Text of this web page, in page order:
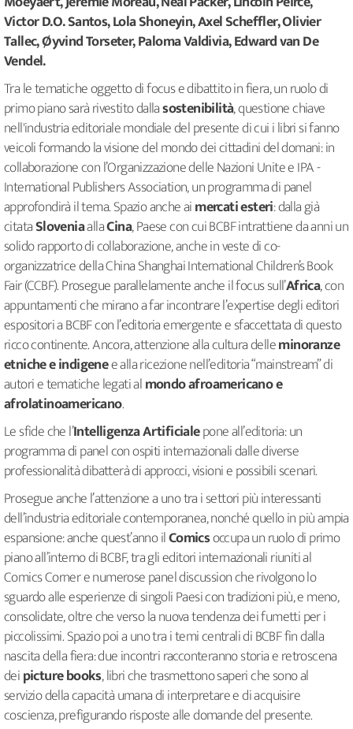
Victor D.O. Santos, Lola Shoneyin, Axel Scheffler, Olivier
Tallec, Øyvind Torseter, Paloma Valdivia, Edward van De
Vendel.
Tra le tematiche oggetto di focus e dibattito in fiera, un ruolo di
primo piano sarà rivestito dallasostenibilità, questione chiave
nell'industria editoriale mondiale del presente di cui i libri si fanno
veicoli formando la visione del mondo dei cittadini del domani: in
collaborazione con l’Organizzazione delle Nazioni Unite e IPA -
International Publishers Association, un programma di panel
approfondirà il tema. Spazio anche aimercati esteri: dalla già
citataSloveniaallaCina, Paese con cui BCBF intrattiene da anni un
solido rapporto di collaborazione, anche in veste di co-
organizzatrice della China Shanghai International Children’s Book
Fair (CCBF). Prosegue parallelamente anche il focus sull’Africa, con
appuntamenti che mirano a far incontrare l’expertise degli editori
espositori a BCBF con l’editoria emergente e sfaccettata di questo
ricco continente. Ancora, attenzione alla cultura delleminoranze
etniche e indigenee alla ricezione nell’editoria “mainstream” di
autori e tematiche legati almondo afroamericano e
afrolatinoamericano.
Le sfide che l’Intelligenza Artificialepone all’editoria: un
programma di panel con ospiti internazionali dalle diverse
professionalità dibatterà di approcci, visioni e possibili scenari.
Prosegue anche l’attenzione a uno tra i settori più interessanti
dell’industria editoriale contemporanea, nonché quello in più ampia
espansione: anche quest’anno ilComicsoccupa un ruolo di primo
piano all’interno di BCBF, tra gli editori internazionali riuniti al
Comics Corner e numerose panel discussion che rivolgono lo
sguardo alle esperienze di singoli Paesi con tradizioni più, e meno,
consolidate, oltre che verso la nuova tendenza dei fumetti per i
piccolissimi. Spazio poi a uno tra i temi centrali di BCBF fin dalla
nascita della fiera: due incontri racconteranno storia e retroscena
deipicture books, libri che trasmettono saperi che sono al
servizio della capacità umana di interpretare e di acquisire
coscienza, prefigurando risposte alle domande del presente.